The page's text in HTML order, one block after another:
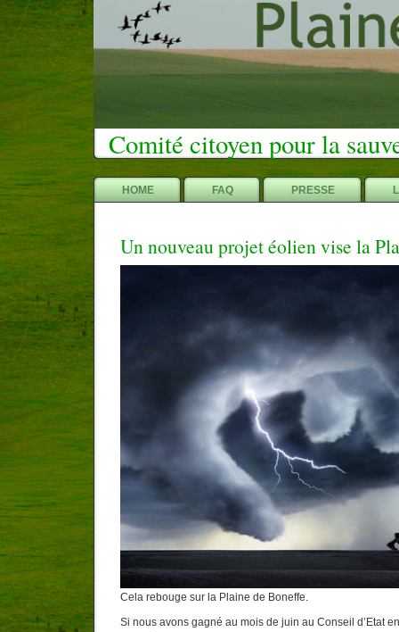
Comité citoyen pour la
HOME FAQ PRESSE
Un nouveau projet éolien vise la
Cela rebouge sur la Plaine de Boneffe.
Si nous avons gagné au mois de juin au Conseil d’Etat